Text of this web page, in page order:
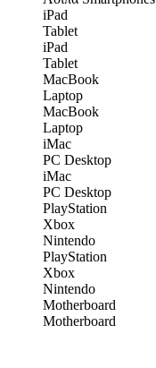
iPad
Tablet
iPad
Tablet
MacBook
Laptop
MacBook
Laptop
iMac
PC Desktop
iMac
PC Desktop
PlayStation
Xbox
Nintendo
PlayStation
Xbox
Nintendo
Motherboard
Motherboard